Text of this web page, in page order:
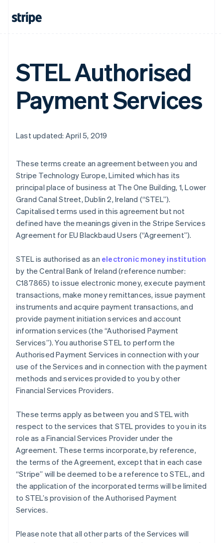
STEL Authorised
Payment Services
Last updated: April 5, 2019
These terms create an agreement between you and
Stripe Technology Europe, Limited which has its
principal place of business at The One Building, 1, Lower
Grand Canal Street, Dublin 2, Ireland (“STEL”).
Capitalised terms used in this agreement but not
defined have the meanings given in the Stripe Services
Agreement for EU Blackbaud Users (“Agreement”).
STEL is authorised as an electronic money institution
by the Central Bank of Ireland (reference number:
C187865) to issue electronic money, execute payment
transactions, make money remittances, issue payment
instruments and acquire payment transactions, and
provide payment initiation services and account
information services (the“Authorised Payment
Services”). You authorise STEL to perform the
Authorised Payment Services in connection with your
use of the Services and in connection with the payment
methods and services provided to you by other
Financial Services Providers.
These terms apply as between you and STEL with
respect to the services that STEL provides to you in its
role as a Financial Services Provider under the
Agreement. These terms incorporate, by reference,
the terms of the Agreement, except that in each case
“Stripe” will be deemed to be a reference to STEL, and
the application of the incorporated terms will be limited
to STEL’s provision of the Authorised Payment
Services.
Please note that all other parts of the Services will
Australien
English
Belgien
NederlandsFrançaisDeutschEnglish
Brasilien
Bulgarien
Dänemark
English
Deutschland
Estland
English
Festlandchina
简体中文English
Finnland
Frankreich
FrançaisEnglish
Gibraltar
English
Indien
Irland
English
Italien
ItalianoEnglish
Japan
Kanada
English
EnglishItaliano